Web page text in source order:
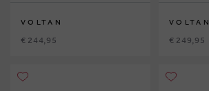
VOLTAN
€ 244,95
VOLTAN
€ 249,95